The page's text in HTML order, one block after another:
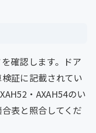
確認します。ドア
証に記載されてい
・AXAH54のい
表と照合してくだ